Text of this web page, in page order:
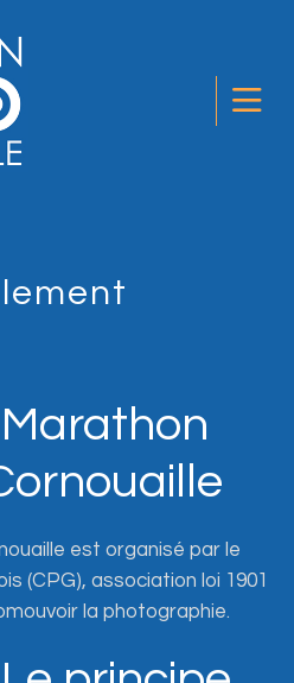
est organisé par le
(CPG), association loi 1901
la photographie.